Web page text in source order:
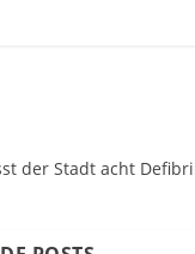
der Stadt acht